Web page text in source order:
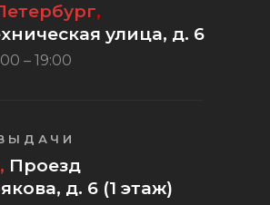
,
улица, д. 6
Проезд
д. 6 (1 этаж)
– 19:00